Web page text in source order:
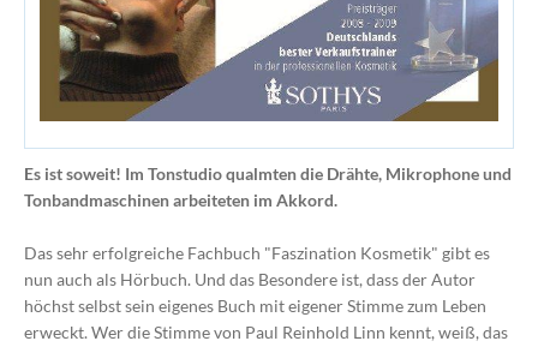
Es ist soweit! Im Tonstudio qualmten die Drähte, Mikrophone und
Tonbandmaschinen arbeiteten im Akkord.
Das sehr erfolgreiche Fachbuch "Faszination Kosmetik" gibt es
nun auch als Hörbuch. Und das Besondere ist, dass der Autor
höchst selbst sein eigenes Buch mit eigener Stimme zum Leben
erweckt. Wer die Stimme von Paul Reinhold Linn kennt, weiß, das